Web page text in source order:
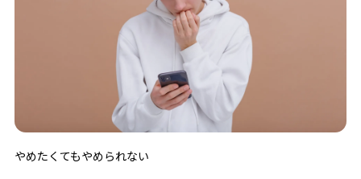
やめたくてもやめられない